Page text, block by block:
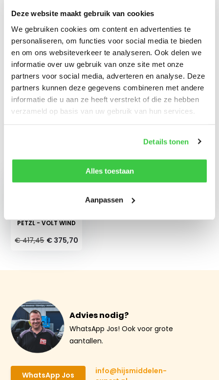
Deze website maakt gebruik van cookies
We gebruiken cookies om content en advertenties te
personaliseren, om functies voor social media te bieden
en om ons websiteverkeer te analyseren. Ook delen we
informatie over uw gebruik van onze site met onze
partners voor social media, adverteren en analyse. Deze
partners kunnen deze gegevens combineren met andere
informatie die u aan ze heeft verstrekt of die ze hebben
verzameld op basis van uw gebruik van hun services.
Details tonen
Alles toestaan
Aanpassen
Vergelijk
Productomschrijving
Reviews
Delen
PETZL - VOLT WIND
€ 417,45 € 375,70
Advies nodig?
WhatsApp Jos! Ook voor grote
aantallen.
WhatsApp Jos
info@hijsmiddelen-